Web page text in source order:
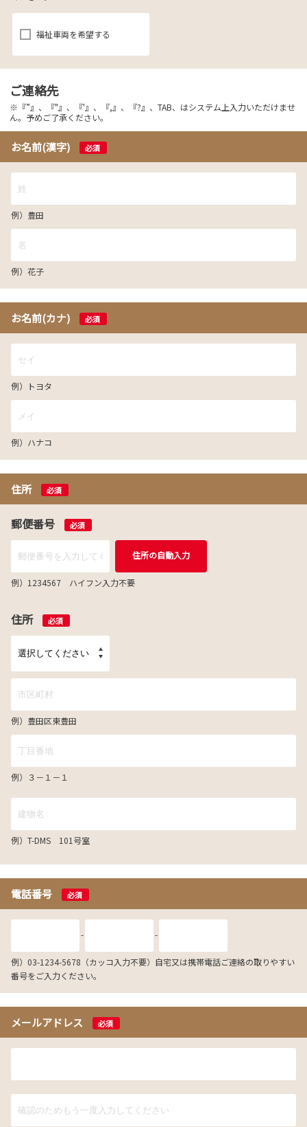
福祉車両を希望する
ご連絡先
※『”』、『"』、『'』、『,』、『?』、TAB、はシステム上入力いただけませ
ん。予めご了承ください。
お名前(漢字) 必須
例）豊田
例）花子
お名前(カナ) 必須
例）トヨタ
例）ハナコ
住所 必須
郵便番号 必須
住所の自動入力
例）1234567 ハイフン入力不要
住所 必須
例）豊田区東豊田
例）３－１－１
例）T-DMS 101号室
電話番号 必須
- -
例）03-1234-5678（カッコ入力不要）自宅又は携帯電話ご連絡の取りやすい
番号をご入力ください。
メールアドレス 必須